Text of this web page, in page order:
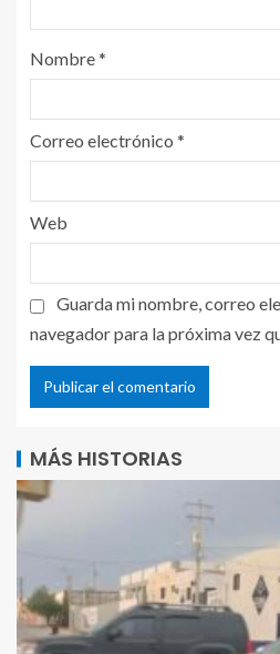
Nombre*
Correo electrónico *
Web
Guarda mi nombre, correo
navegador para la próxima vez
MÁS HISTORIAS